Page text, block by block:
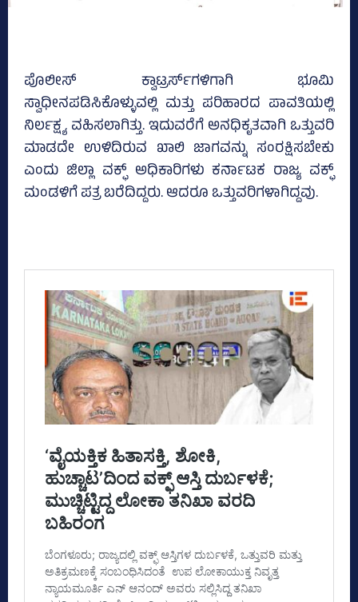
ಪೊಲೀಸ್ ಕ್ವಾಟ್ರರ್ಸ್‌ಗಳಿಗಾಗಿ ಭೂಮಿ
ಸ್ವಾಧೀನಪಡಿಸಿಕೊಳ್ಳುವಲ್ಲಿ ಮತ್ತು ಪರಿಹಾರದ ಪಾವತಿಯಲ್ಲಿ
ನಿರ್ಲಕ್ಷ್ಯ ವಹಿಸಲಾಗಿತ್ತು. ಇದುವರೆಗೆ ಅನಧಿಕೃತವಾಗಿ ಒತ್ತುವರಿ
ಮಾಡದೇ ಉಳಿದಿರುವ ಖಾಲಿ ಜಾಗವನ್ನು ಸಂರಕ್ಷಿಸಬೇಕು
ಎಂದು ಜಿಲ್ಲಾ ವಕ್ಫ್‌ ಅಧಿಕಾರಿಗಳು ಕರ್ನಾಟಕ ರಾಜ್ಯ ವಕ್ಫ್
ಮಂಡಳಿಗೆ ಪತ್ರ ಬರೆದಿದ್ದರು. ಆದರೂ ಒತ್ತುವರಿಗಳಾಗಿದ್ದವು.